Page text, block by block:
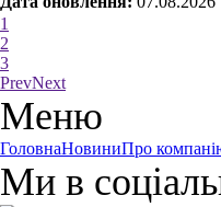
Рейтинг
1
2
3
PrevNext
Меню
ГоловнаНовиниПро
Ми в